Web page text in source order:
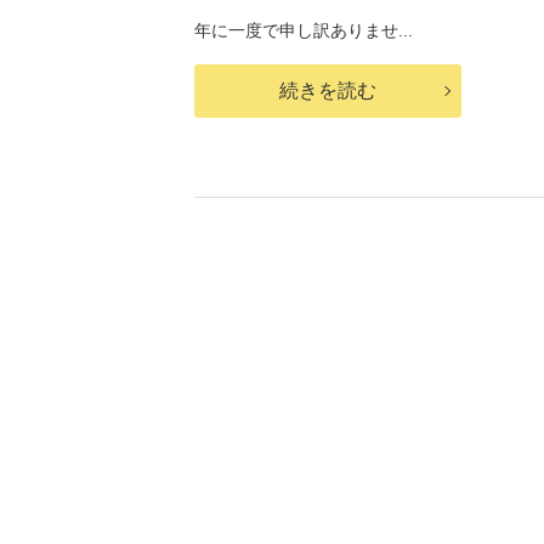
年に一度で申し訳ありませ...
続きを読む